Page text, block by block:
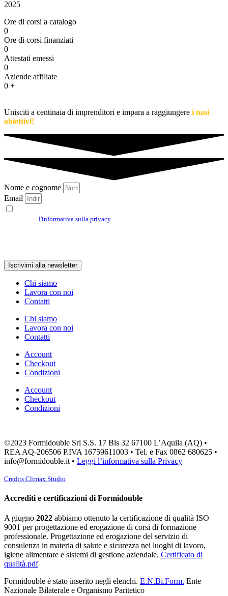
2025
Ore di corsi a catalogo
0
Ore di corsi finanziati
0
Attestati emessi
0
Aziende affiliate
0 +
Unisciti a centinaia di imprenditori e impara a raggiungere i tuoi
obiettivi!
Nome e cognome
Email
l'informativa sulla privacy
Iscrivimi alla newsletter
Chi siamo
Lavora con noi
Contatti
Chi siamo
Lavora con noi
Contatti
Account
Checkout
Condizioni
Account
Checkout
Condizioni
©2023 Formidouble Srl S.S. 17 Bis 32 67100 L’Aquila (AQ) •
REA AQ-206506 P.IVA 16759611003 • Tel. e Fax 0862 680625 •
info@formidouble.it • Leggi l’informativa sulla Privacy
Credits Climax Studio
Accrediti e certificazioni di Formidouble
A giugno 2022 abbiamo ottenuto la certificazione di qualità ISO
9001 per progettazione ed erogazione di corsi di formazione
professionale. Progettazione ed erogazione del servizio di
consulenza in materia di salute e sicurezza nei luoghi di lavoro,
igiene alimentare e sistemi di gestione aziendale. Certificato di
qualità.pdf
Formidouble è stato inserito negli elenchi. E.N.Bi.Form. Ente
Nazionale Bilaterale e Organismo Paritetico